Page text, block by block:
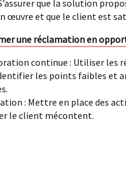
que la solution
œuvre et que le client est
une réclamation en
continue : Utiliser les
les points faibles et
: Mettre en place des
le client mécontent.